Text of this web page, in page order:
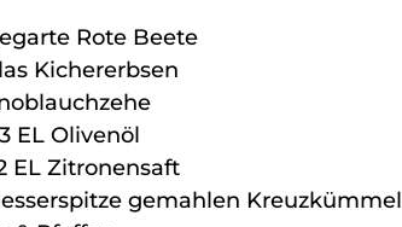
Rote Beete
Kichererbsen
EL Olivenöl
EL Zitronensaft
gemahlen Kreuzkümmel